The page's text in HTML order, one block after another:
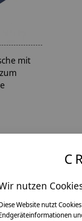
mit
nutzen
Website nutzt